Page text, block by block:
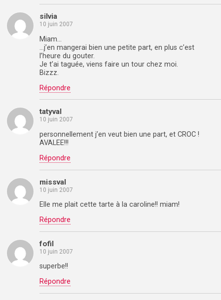
silvia
10 juin 2007
Miam…
…j’en mangerai bien une petite part, en plus c’est
l’heure du gouter.
Je t’ai taguée, viens faire un tour chez moi.
Bizzz.
Répondre
tatyval
10 juin 2007
personnellement j’en veut bien une part, et CROC !
AVALEE!!!
Répondre
missval
10 juin 2007
Elle me plait cette tarte à la caroline!! miam!
Répondre
fofil
10 juin 2007
superbe!!
Répondre